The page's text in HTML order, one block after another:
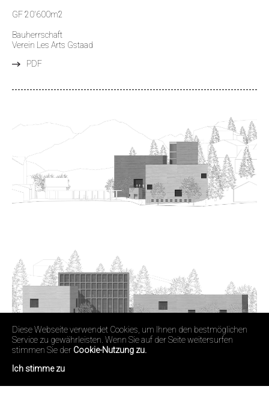
GF 20'600m2
Bauherrschaft
Verein Les Arts Gstaad
PDF
Diese Webseite verwendet Cookies, um Ihnen den bestmöglichen
Service zu gewährleisten. Wenn Sie auf der Seite weitersurfen
stimmen Sie der Cookie-Nutzung zu.
Ich stimme zu